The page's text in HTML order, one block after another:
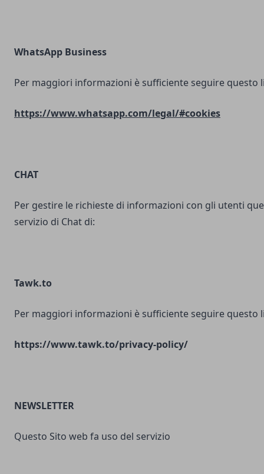
WhatsApp Business
Per maggiori informazioni è sufficiente seguire questo
https://www.whatsapp.com/legal/#cookies
CHAT
Per gestire le richieste di informazioni con gli utenti
servizio di Chat di:
Tawk.to
Per maggiori informazioni è sufficiente seguire questo
https://www.tawk.to/privacy-policy/
NEWSLETTER
Questo Sito web fa uso del servizio